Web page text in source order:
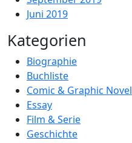
Juni 2019
Kategorien
Biographie
Buchliste
Comic & Graphic Novel
Essay
Film & Serie
Geschichte